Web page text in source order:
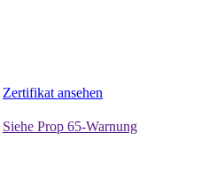
Zertifikat ansehen
Siehe Prop 65-Warnung